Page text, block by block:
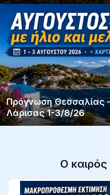
Πρόγνωση Θεσσαλίας
Λάρισας 1-3/8/26
Ο